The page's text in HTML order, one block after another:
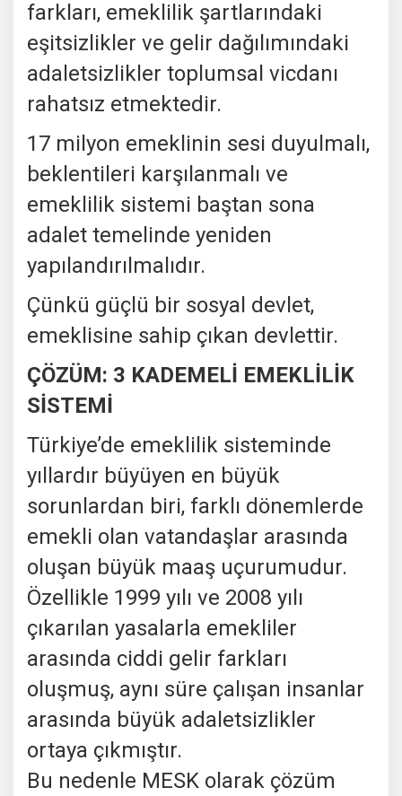
farkları, emeklilik şartlarındaki
eşitsizlikler ve gelir dağılımındaki
adaletsizlikler toplumsal vicdanı
rahatsız etmektedir.
17 milyon emeklinin sesi duyulmalı,
beklentileri karşılanmalı ve
emeklilik sistemi baştan sona
adalet temelinde yeniden
yapılandırılmalıdır.
Çünkü güçlü bir sosyal devlet,
emeklisine sahip çıkan devlettir.
ÇÖZÜM: 3 KADEMELİ EMEKLİLİK
SİSTEMİ
Türkiye’de emeklilik sisteminde
yıllardır büyüyen en büyük
sorunlardan biri, farklı dönemlerde
emekli olan vatandaşlar arasında
oluşan büyük maaş uçurumudur.
Özellikle 1999 yılı ve 2008 yılı
çıkarılan yasalarla emekliler
arasında ciddi gelir farkları
oluşmuş, aynı süre çalışan insanlar
arasında büyük adaletsizlikler
ortaya çıkmıştır.
Bu nedenle MESK olarak çözüm